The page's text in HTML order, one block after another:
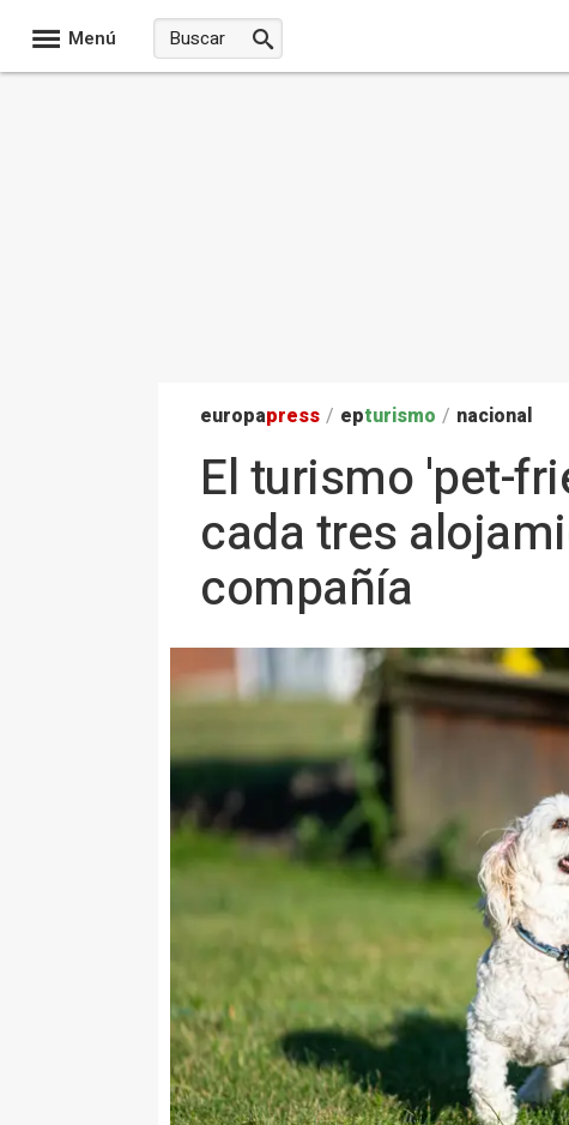
Menú
europapress / epturismo / nacional
El turismo 'pet-
cada tres
compañía